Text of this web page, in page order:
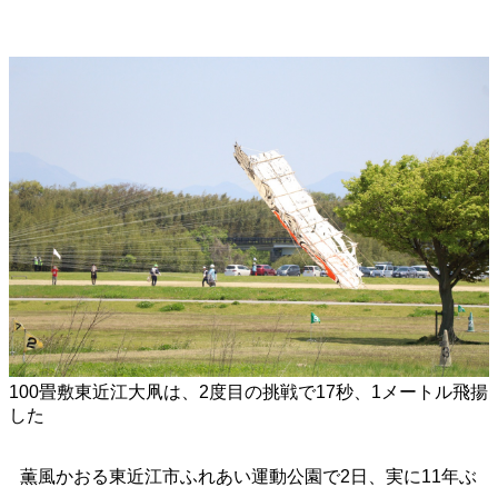
100畳敷東近江大凧は、2度目の挑戦で17秒、1メートル飛揚
した
薫風かおる東近江市ふれあい運動公園で2日、実に11年ぶ